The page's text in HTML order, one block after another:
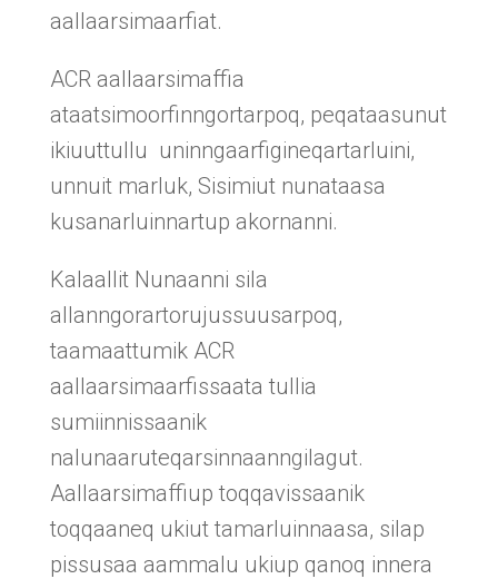
aallaarsimaarfiat.
ACR aallaarsimaffia
ataatsimoorfinngortarpoq, peqataasunut
ikiuuttullu uninngaarfigineqartarluini,
unnuit marluk, Sisimiut nunataasa
kusanarluinnartup akornanni.
Kalaallit Nunaanni sila
allanngorartorujussuusarpoq,
taamaattumik ACR
aallaarsimaarfissaata tullia
sumiinnissaanik
nalunaaruteqarsinnaanngilagut.
Aallaarsimaffiup toqqavissaanik
toqqaaneq ukiut tamarluinnaasa, silap
pissusaa aammalu ukiup qanoq innera